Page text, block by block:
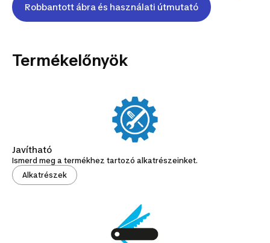
Robbantott ábra és használati útmutató
Termékelőnyök
Javítható
Ismerd meg a termékhez tartozó alkatrészeinket.
Alkatrészek